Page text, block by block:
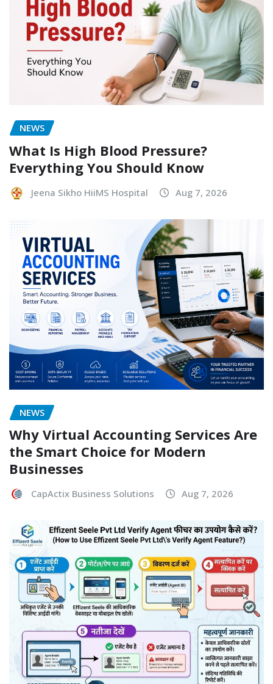
NEWS
What Is High Blood Pressure?
Everything You Should Know
Jeena Sikho HiiMS Hospital Aug 7, 2026
NEWS
Why Virtual Accounting Services Are
the Smart Choice for Modern
Businesses
CapActix Business Solutions Aug 7, 2026